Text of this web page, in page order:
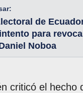
de
para
Noboa
criticó el hecho